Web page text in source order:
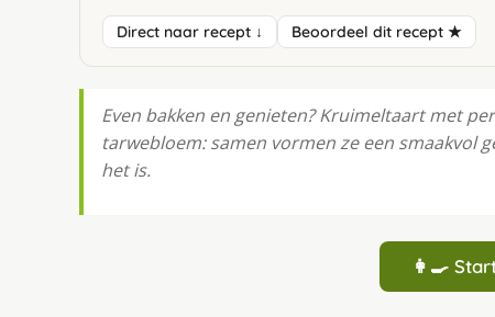
Direct naar recept ↓ Beoordeel dit recept ★
Even bakken en genieten? Kruimeltaart met
tarwebloem: samen vormen ze een smaakvol
het is.
👩‍🍳